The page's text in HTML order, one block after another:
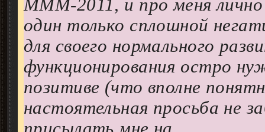
МММ-2011, и про меня
один только сплошной
для своего нормального
функционирования остро
позитиве (что вполне
настоятельная просьба не